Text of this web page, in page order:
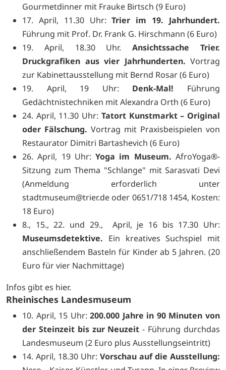
Gourmetdinner mit Frauke Birtsch (9 Euro)
17. April, 11.30 Uhr:Trier im 19. Jahrhundert.
Führung mit Prof. Dr. Frank G. Hirschmann (6 Euro)
19. April, 18.30 Uhr.Ansichtssache Trier.
Druckgrafiken aus vier Jahrhunderten. Vortrag
zur Kabinettausstellung mit Bernd Rosar (6 Euro)
19. April, 19 Uhr: Denk-Mal! Führung
Gedächtnistechniken mit Alexandra Orth (6 Euro)
24. April, 11.30 Uhr: Tatort Kunstmarkt – Original
oder Fälschung. Vortrag mit Praxisbeispielen von
Restaurator Dimitri Bartashevich (6 Euro)
26. April, 19 Uhr:Yoga im Museum.AfroYoga®-
Sitzung zum Thema "Schlange" mit Sarasvati Devi
(Anmeldung erforderlich unter
stadtmuseum@trier.de oder 0651/718 1454, Kosten:
18 Euro)
8., 15., 22. und 29., April, je 16 bis 17.30 Uhr:
Museumsdetektive. Ein kreatives Suchspiel mit
anschließendem Basteln für Kinder ab 5 Jahren. (20
Euro für vier Nachmittage)
Infos gibt es hier.
Rheinisches Landesmuseum
10. April, 15 Uhr:200.000 Jahre in 90 Minuten von
der Steinzeit bis zur Neuzeit - Führung durchdas
Landesmuseum (2 Euro plus Ausstellungseintritt)
14. April, 18.30 Uhr: Vorschau auf die Ausstellung: